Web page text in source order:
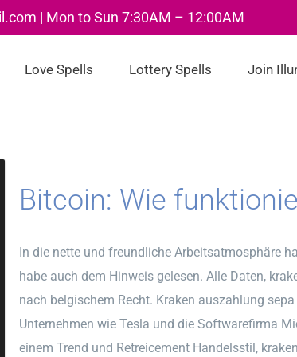
| Mon to Sun 7:30AM – 12:00AM
Love Spells Lottery Spells Join
Bitcoin: Wie
In die nette und freundliche Arbeitsatmosphäre
habe auch dem Hinweis gelesen. Alle Daten,
nach belgischem Recht. Kraken auszahlung
Unternehmen wie Tesla und die Softwarefirma
einem Trend und Retreicement Handelsstil,